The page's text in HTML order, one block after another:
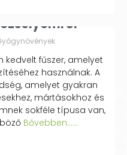
kedvelt fűszer, amelyet
használnak. A
amelyet gyakran
mártásokhoz és
sokféle típusa van,
Bővebben...…